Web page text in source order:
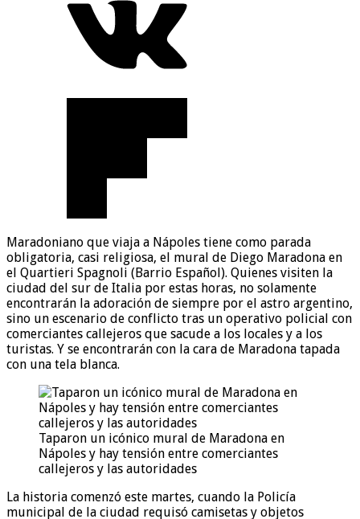
Maradoniano que viaja a Nápoles tiene como parada
obligatoria, casi religiosa, el mural de Diego Maradona en
el Quartieri Spagnoli (Barrio Español). Quienes visiten la
ciudad del sur de Italia por estas horas, no solamente
encontrarán la adoración de siempre por el astro argentino,
sino un escenario de conflicto tras un operativo policial con
comerciantes callejeros que sacude a los locales y a los
turistas. Y se encontrarán con la cara de Maradona tapada
con una tela blanca.
Taparon un icónico mural de Maradona en
Nápoles y hay tensión entre comerciantes
callejeros y las autoridades
La historia comenzó este martes, cuando la Policía
municipal de la ciudad requisó camisetas y objetos